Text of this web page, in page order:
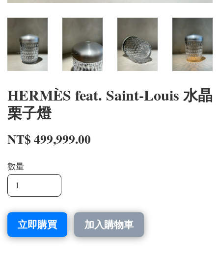
HERMÈS feat. Saint-Louis 水晶
栗子燈
NT$ 499,999.00
數量
立即購買 加入購物車